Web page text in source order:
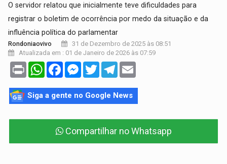
O servidor relatou que inicialmente teve dificuldades para
registrar o boletim de ocorrência por medo da situação e da
influência política do parlamentar
Rondoniaovivo
31 de Dezembro de 2025 às 08:51
Atualizada em : 01 de Janeiro de 2026 às 07:59
Print WhatsAppFacebookMessenger
TwitterTelegram
Siga a gente no Google News
Compartilhar no Whatsapp